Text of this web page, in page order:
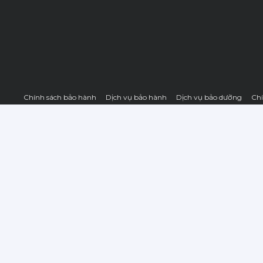
Chính sách bảo hành Dịch vụ bảo hành Dịch vụ bảo dưỡng